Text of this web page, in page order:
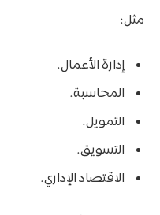
مثل:
إدارة الأعمال.
المحاسبة.
التمويل.
التسويق.
الاقتصاد الإداري.